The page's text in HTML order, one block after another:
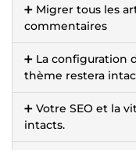
➕ Migrer tous les
commentaires
➕ La configuration
thème restera
➕ Votre SEO et la
intacts.